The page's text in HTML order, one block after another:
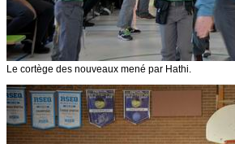
Le cortège des nouveaux mené par Hathi.